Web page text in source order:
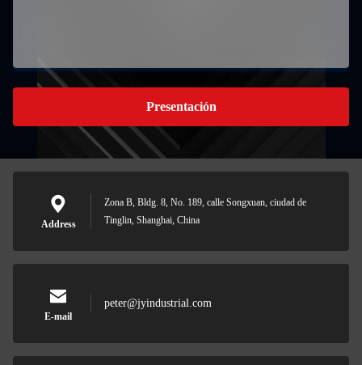
Presentación
Address
Zona B, Bldg. 8, No. 189, calle Songxuan, ciudad de
Tinglin, Shanghai, China
E-mail
peter@jyindustrial.com